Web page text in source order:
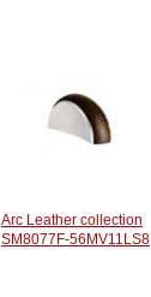
Arc Leather collection
SM8077F-56MV11LS8